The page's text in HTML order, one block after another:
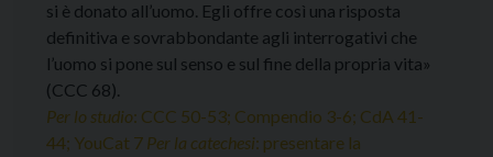
si è donato all’uomo. Egli offre così una risposta
definitiva e sovrabbondante agli interrogativi che
l’uomo si pone sul senso e sul fine della propria vita»
(CCC 68).
Per lo studio: CCC 50-53; Compendio 3-6; CdA 41-
44; YouCat 7 Per la catechesi: presentare la